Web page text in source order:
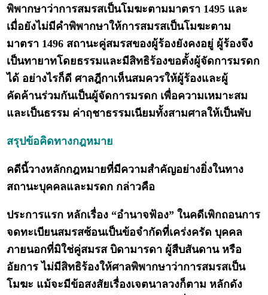
พิพากษาว่าการสมรสเป็นโมฆะตามมาตรา 1495 และ
เมื่อยังไม่มีคำพิพากษาให้การสมรสเป็นโมฆะตาม
มาตรา 1496 สถานะคู่สมรสของผู้ร้องยังคงอยู่ ผู้ร้องจึง
เป็นทายาทโดยธรรมและมีสิทธิร้องขอตั้งผู้จัดการมรดก
ได้ อย่างไรก็ดี ศาลฎีกาเห็นสมควรให้ผู้ร้องและผู้
คัดค้านร่วมกันเป็นผู้จัดการมรดก เพื่อความเหมาะสม
และเป็นธรรม ค่าฤชาธรรมเนียมทั้งสามศาลให้เป็นพับ
สรุปข้อคิดทางกฎหมาย
คดีนี้วางหลักกฎหมายที่มีความสำคัญอย่างยิ่งในทาง
สถานะบุคคลและมรดก กล่าวคือ
ประการแรก หลักเรื่อง “อำนาจฟ้อง” ในคดีเพิกถอนการ
จดทะเบียนสมรสซ้อนเป็นข้อจำกัดที่เคร่งครัด บุคคล
ภายนอกที่มิใช่คู่สมรส บิดามารดา ผู้สืบสันดาน หรือ
อัยการ ไม่มีสิทธิร้องให้ศาลพิพากษาว่าการสมรสเป็น
โมฆะ แม้จะมีข้อสงสัยเรื่องเจตนาลวงก็ตาม หลักดัง